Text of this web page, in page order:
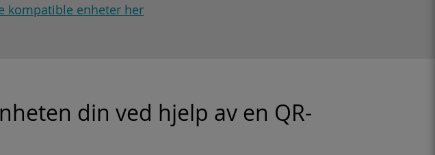
kompatible enheter her
din ved hjelp av en QR-